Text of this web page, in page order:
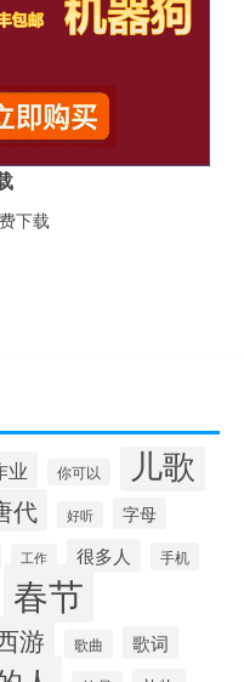
业 你可以 儿歌
代 好听
字母
工作 很多人 手机
春节
游 歌曲 歌词